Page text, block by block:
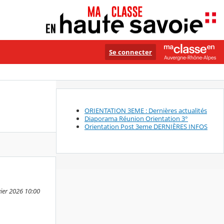
Se connecter
2026 10:00
ORIENTATION 3EME : Dernières actualités
Diaporama Réunion Orientation 3°
Orientation Post 3eme DERNIÈRES INFOS